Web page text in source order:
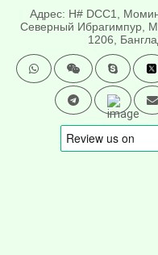
Адрес: H# DCC1,
Северный Ибрагимпур,
1206,